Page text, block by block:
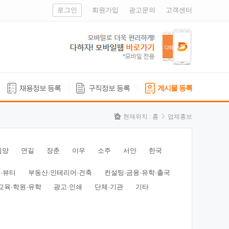
로그인 회원가입 광고문의 고객센터
채용정보 등록 구직정보 등록 게시물 등록
현재위치 : 홈 업체홍보
양 연길 장춘 이우 소주 서안 한국
뷰티 부동산·인테리어·건축
컨설팅·금융·유학·출국
육·학원·유학
광고·인쇄 단체·기관 기타